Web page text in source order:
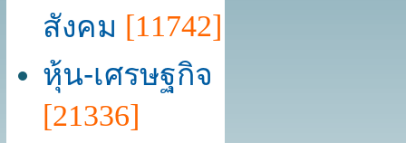
สังคม [11742]
หุ้น-เศรษฐกิจ
[21336]